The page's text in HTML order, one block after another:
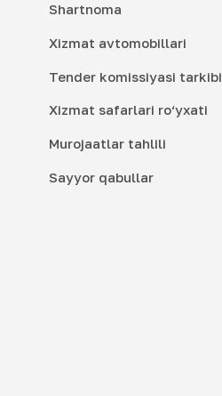
Shartnoma
Xizmat avtomobillari
Tender komissiyasi tarkibi
Xizmat safarlari ro‘yxati
Murojaatlar tahlili
Sayyor qabullar